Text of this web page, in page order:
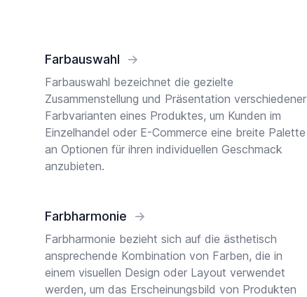
Farbauswahl →
Farbauswahl bezeichnet die gezielte
Zusammenstellung und Präsentation verschiedener
Farbvarianten eines Produktes, um Kunden im
Einzelhandel oder E-Commerce eine breite Palette
an Optionen für ihren individuellen Geschmack
anzubieten.
Farbharmonie →
Farbharmonie bezieht sich auf die ästhetisch
ansprechende Kombination von Farben, die in
einem visuellen Design oder Layout verwendet
werden, um das Erscheinungsbild von Produkten